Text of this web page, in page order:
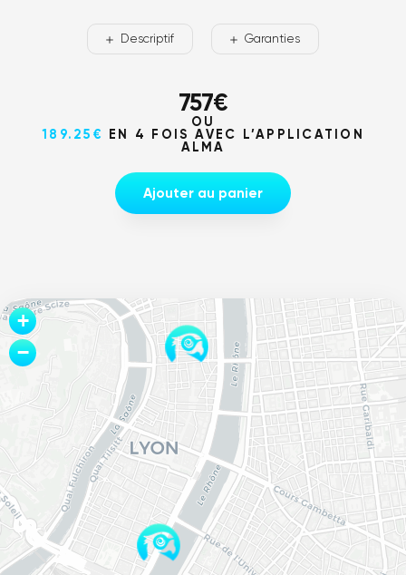
Descriptif Garanties
757€
OU
189.25€
EN 4 FOIS AVEC L’APPLICATION
ALMA
Ajouter au panier
+
−